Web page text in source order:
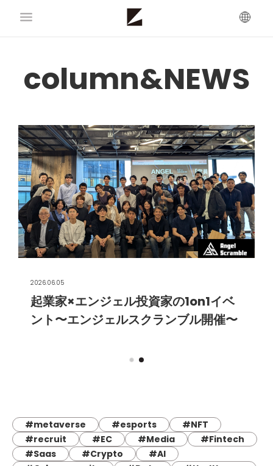
column&NEWS
2026.06.05
起業家×エンジェル投資家の1on1イベ
ント〜エンジェルスクランブル開催〜
#metaverse #esports
#NFT
#recruit
#EC #Media
#Fintech
#Saas
#Crypto
#AI